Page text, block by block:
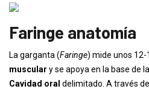
Faringe anatomía
La garganta (Faringe) mide unos 12-
muscular y se apoya en la base de
Cavidad oral delimitado. A través